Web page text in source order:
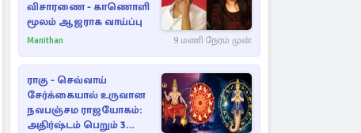
விசாரணை - காணொளி
மூலம் ஆஜராக வாய்ப்பு
Manithan 9 மணி நேரம் முன்
ராகு - செவ்வாய்
சேர்க்கையால் உருவான
நவபஞ்சம ராஜயோகம்:
அதிர்ஷ்டம் பெறும் 3